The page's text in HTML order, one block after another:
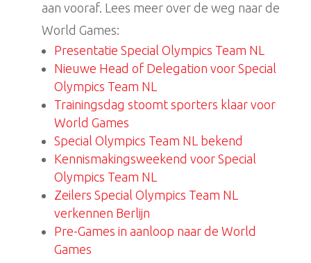
aan vooraf. Lees meer over de weg naar de
World Games:
Presentatie Special Olympics Team NL
Nieuwe Head of Delegation voor Special
Olympics Team NL
Trainingsdag stoomt sporters klaar voor
World Games
Special Olympics Team NL bekend
Kennismakingsweekend voor Special
Olympics Team NL
Zeilers Special Olympics Team NL
verkennen Berlijn
Pre-Games in aanloop naar de World
Games